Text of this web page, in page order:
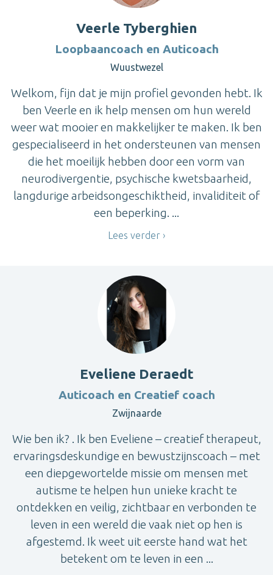
Veerle Tyberghien
Loopbaancoach en Auticoach
Wuustwezel
Welkom, fijn dat je mijn profiel gevonden hebt. Ik
ben Veerle en ik help mensen om hun wereld
weer wat mooier en makkelijker te maken. Ik ben
gespecialiseerd in het ondersteunen van mensen
die het moeilijk hebben door een vorm van
neurodivergentie, psychische kwetsbaarheid,
langdurige arbeidsongeschiktheid, invaliditeit of
een beperking. ...
Lees verder
Eveliene Deraedt
Auticoach en Creatief coach
Zwijnaarde
Wie ben ik? . Ik ben Eveliene – creatief therapeut,
ervaringsdeskundige en bewustzijnscoach – met
een diepgewortelde missie om mensen met
autisme te helpen hun unieke kracht te
ontdekken en veilig, zichtbaar en verbonden te
leven in een wereld die vaak niet op hen is
afgestemd. Ik weet uit eerste hand wat het
betekent om te leven in een ...